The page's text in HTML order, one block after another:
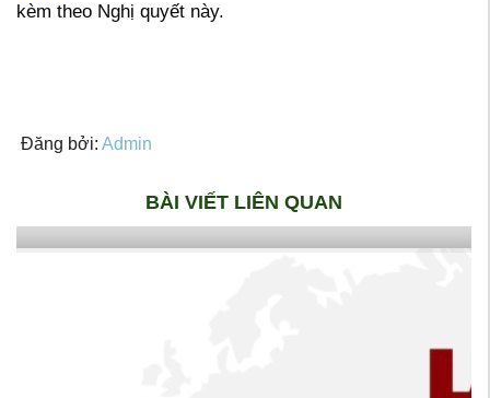
kèm theo Nghị quyết này.
Đăng bởi: Admin
BÀI VIẾT LIÊN QUAN